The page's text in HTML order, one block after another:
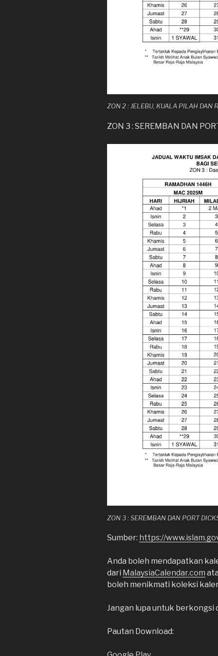
ZON 2 : JELEBU, KUALA PILAH DAN
ZON 3 : SEREMBAN DAN
ZON 3 : SEREMBAN DAN PORT
Sumber: https://
Anda boleh mendapatkan
dari MalaysiaCalendar.com
boleh menikmati koleksi
Jangan lupa untuk berkongsi
Pautan Download: